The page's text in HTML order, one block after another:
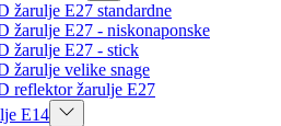
žarulje E27 standardne
žarulje E27 - niskonaponske
žarulje E27 - stick
žarulje velike snage
reflektor žarulje E27
E14